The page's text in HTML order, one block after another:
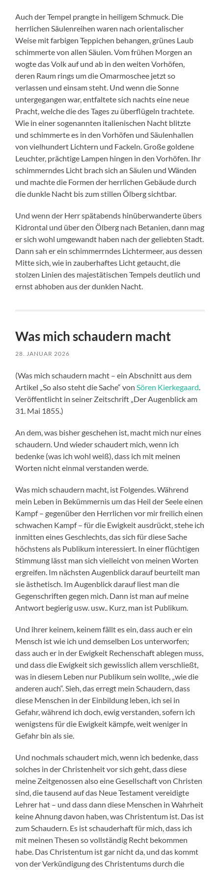
Auch der Tempel prangte in heiligem Schmuck. Die
herrlichen Säulenreihen waren nach orientalischer
Weise mit farbigen Teppichen behangen, grünes Laub
schimmerte von allen Säulen. Vom frühen Morgen an
wogte das Volk auf und ab in den weiten Vorhöfen,
deren Raum rings um die Omarmoschee jetzt so
verlassen und einsam steht. Und wenn die Sonne
untergegangen war, entfaltete sich nachts eine neue
Pracht, welche die des Tages zu überflügeln trachtete.
Wie in einer sogenannten italienischen Nacht blitzte
und schimmerte es in den Vorhöfen und Säulenhallen
von vielhundert Lichtern und Fackeln. Große goldene
Leuchter, prächtige Lampen hingen in den Vorhöfen. Ihr
schimmerndes Licht brach sich an Säulen und Wänden
und machte die Formen der herrlichen Gebäude durch
die dunkle Nacht bis zum stillen Ölberg sichtbar.
Und wenn der Herr spätabends hinüberwanderte übers
Kidrontal und über den Ölberg nach Betanien, dann mag
er sich wohl umgewandt haben nach der geliebten Stadt.
Dann sah er ein schimmerrndes Lichtermeer, aus dessen
Mitte sich, wie in zauberhaftes Licht getaucht, die
stolzen Linien des majestätischen Tempels deutlich und
ernst abhoben aus der dunklen Nacht.
Was mich schaudern macht
28. JANUAR 2026
(Was mich schaudern macht – ein Abschnitt aus dem
Artikel „So also steht die Sache“ vonSören Kierkegaard.
Veröffentlicht in seiner Zeitschrift „Der Augenblick am
31. Mai 1855.)
An dem, was bisher geschehen ist, macht mich nur eines
schaudern. Und wieder schaudert mich, wenn ich
bedenke (was ich wohl weiß), dass ich mit meinen
Worten nicht einmal verstanden werde.
Was mich schaudern macht, ist Folgendes. Während
mein Leben in Bekümmernis um das Heil der Seele einen
Kampf – gegenüber den Herrlichen vor mir freilich einen
schwachen Kampf – für die Ewigkeit ausdrückt, stehe ich
inmitten eines Geschlechts, das sich für diese Sache
höchstens als Publikum interessiert. In einer flüchtigen
Stimmung lässt man sich vielleicht von meinen Worten
ergreifen. Im nächsten Augenblick darauf beurteilt man
sie ästhetisch. Im Augenblick darauf liest man die
Gegenschriften gegen mich. Dann ist man auf meine
Antwort begierig usw. usw.. Kurz, man ist Publikum.
Und ihrer keinem, keinem fällt es ein, dass auch er ein
Mensch ist wie ich und demselben Los unterworfen;
dass auch er in der Ewigkeit Rechenschaft ablegen muss,
und dass die Ewigkeit sich gewisslich allem verschließt,
was in diesem Leben nur Publikum sein wollte, „wie die
anderen auch“. Sieh, das erregt mein Schaudern, dass
diese Menschen in der Einbildung leben, ich sei in
Gefahr, während ich doch, ewig verstanden, sofern ich
wenigstens für die Ewigkeit kämpfe, weit weniger in
Gefahr bin als sie.
Und nochmals schaudert mich, wenn ich bedenke, dass
solches in der Christenheit vor sich geht, dass diese
meine Zeitgenossen also eine Gesellschaft von Christen
sind, die tausend auf das Neue Testament vereidigte
Lehrer hat – und dass dann diese Menschen in Wahrheit
keine Ahnung davon haben, was Christentum ist. Das ist
zum Schaudern. Es ist schauderhaft für mich, dass ich
mit meinen Thesen so vollständig Recht bekommen
habe. Das Christentum ist gar nicht da, und das kommt
von der Verkündigung des Christentums durch die